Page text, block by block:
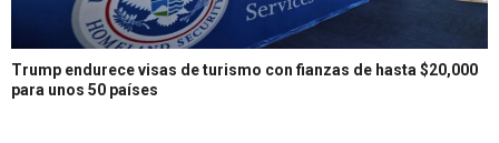
Trump endurece visas de turismo con fianzas de hasta $20,000
para unos 50 países